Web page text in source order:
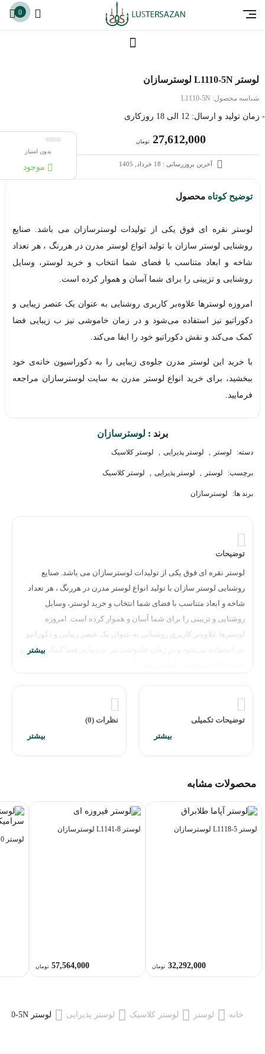
0
لوستر L1110-5N لوسترسازان
شناسه محصول: L1110-5N
- زمان تولید و ارسال: 12 الی 18 روزکاری
27,612,000 تومان
آخرین بروزرسانی : 18 خرداد, 1405
بدون امتیاز
موجود
توضیح کوتاه محصول
لوستر نقره ای فوق یکی از تولیدات لوسترسازان می باشد. صنایع
روشنایی لوستر سازان با تولید انواع لوستر مدرن در هررنگ ، هر تعداد
شاخه و ابعاد متناسب با فضای شما انتخاب و خرید لوستر، وسایل
روشنایی و تزیینی را برای شما آسان و هموار کرده است.
امروزه لوسترها علاوه‌بر کاریری روشنایی به عنوان یک عنصر زیبایی و
دکوراتیو نیز استفاده می‌شود و در زمان خاموشی نیز ب زیبایی فضا
کمک می‌کند و نقش دکوراتیو خود را ایفا می‌کند.
با خرید این لوستر مدرن جلوه‌ی زیبایی را به دکوراسیون خانه‌ی خود
ببخشید، برای خرید انواع لوستر مدرن به سایت لوسترسازان مراجعه
فرمایید.
برند : لوسترسازان
دسته: لوستر , لوستر پذیرایی , لوستر کلاسیک
برچسب: لوستر , لوستر پذیرایی , لوستر کلاسیک
برند ها: لوسترسازان
توضیحات
لوستر نقره ای فوق یکی از تولیدات لوسترسازان می باشد. صنایع
روشنایی لوستر سازان با تولید انواع لوستر مدرن در هررنگ ، هر تعداد
شاخه و ابعاد متناسب با فضای شما انتخاب و خرید لوستر، وسایل
روشنایی و تزیینی را برای شما آسان و هموار کرده است. امروزه
لوسترها علاوه‌بر کاریری روشنایی به عنوان یک عنصر زیبایی و دکوراتیو
نیز استفاده می‌شود و در زمان خاموشی نیز ب زیبایی فضا کمک می‌کند و
توضیحات تکمیلی نظرات (0)
محصولات مشابه
لوستر L1118-5 لوسترسازان
32,292,000 تومان
لوستر L1141-8 لوسترسازان
57,564,000 تومان
لوستر L1143-10 لوسترسازان
خانه لوستر لوستر کلاسیک لوستر پذیرایی لوستر L1110-5N لوسترسازان